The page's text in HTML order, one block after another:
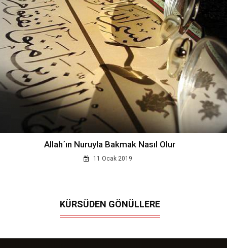
Allah´ın Nuruyla Bakmak Nasıl Olur
11 Ocak 2019
KÜRSÜDEN GÖNÜLLERE